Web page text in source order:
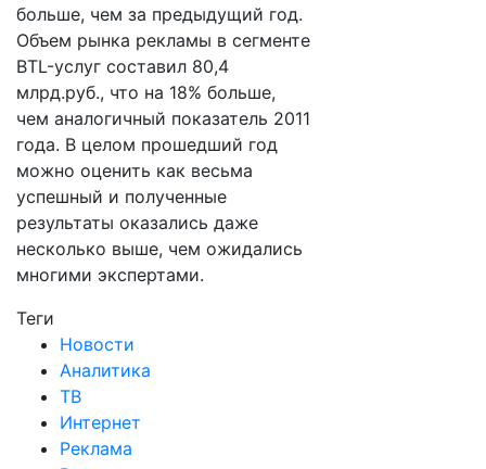
больше, чем за предыдущий год.
Объем рынка рекламы в сегменте
BTL-услуг составил 80,4
млрд.руб., что на 18% больше,
чем аналогичный показатель 2011
года. В целом прошедший год
можно оценить как весьма
успешный и полученные
результаты оказались даже
несколько выше, чем ожидались
многими экспертами.
Теги
Новости
Аналитика
ТВ
Интернет
Реклама